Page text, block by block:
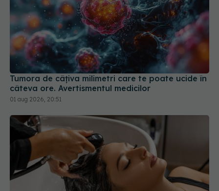
Tumora de câțiva milimetri care te poate ucide în
câteva ore. Avertismentul medicilor
01 aug 2026, 20:51